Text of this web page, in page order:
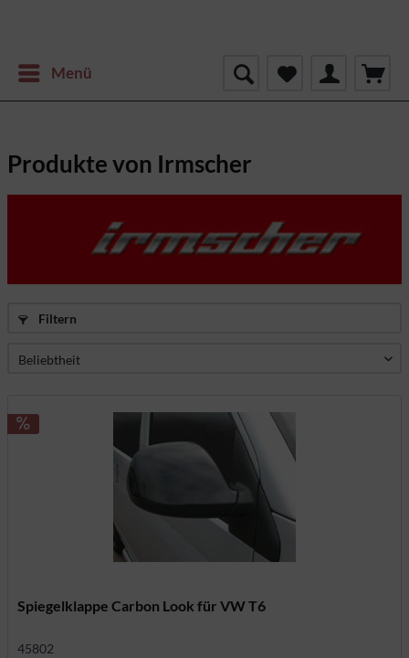
Menü
Produkte von Irmscher
Filtern
Spiegelklappe Carbon Look für VW T6
45802